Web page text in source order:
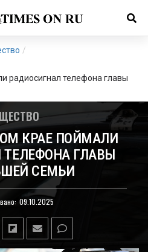
/
радиосигнал телефона главы
КРАЕ ПОЙМАЛИ
ГЛАВЫ
СЕМЬИ
09.10.2025